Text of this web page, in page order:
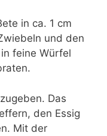
in ca. 1 cm
und den
feine Würfel
Das
den Essig
Mit der